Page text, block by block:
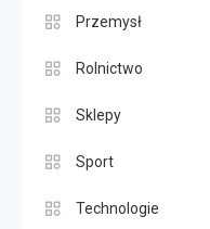
Przemysł
Rolnictwo
Sklepy
Sport
Technologie